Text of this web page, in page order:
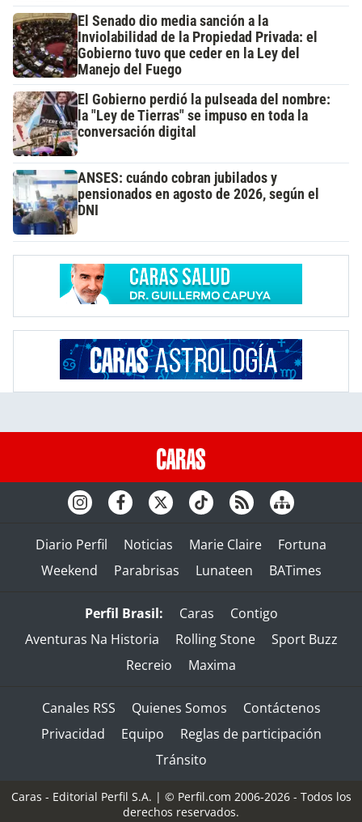
El Senado dio media sanción a la
Inviolabilidad de la Propiedad Privada: el
Gobierno tuvo que ceder en la Ley del
Manejo del Fuego
El Gobierno perdió la pulseada del nombre:
la "Ley de Tierras" se impuso en toda la
conversación digital
ANSES: cuándo cobran jubilados y
pensionados en agosto de 2026, según el
DNI
Diario Perfil Noticias Marie Claire
Fortuna
Weekend
Parabrisas Lunateen BATimes
Perfil Brasil: Caras
Contigo
Aventuras Na Historia
Rolling Stone
Sport Buzz
Recreio
Maxima
Canales RSS Quienes Somos
Contáctenos
Privacidad
Equipo
Reglas de participación
Tránsito
Caras - Editorial Perfil S.A. | © Perfil.com 2006-2026 - Todos los
derechos reservados.